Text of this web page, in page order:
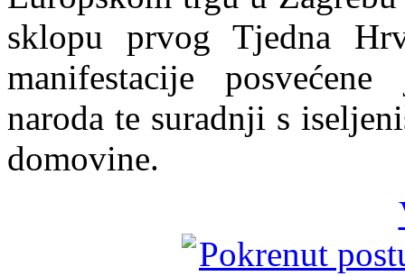
sklopu prvog Tjedna
manifestacije
naroda te suradnji s
domovine.